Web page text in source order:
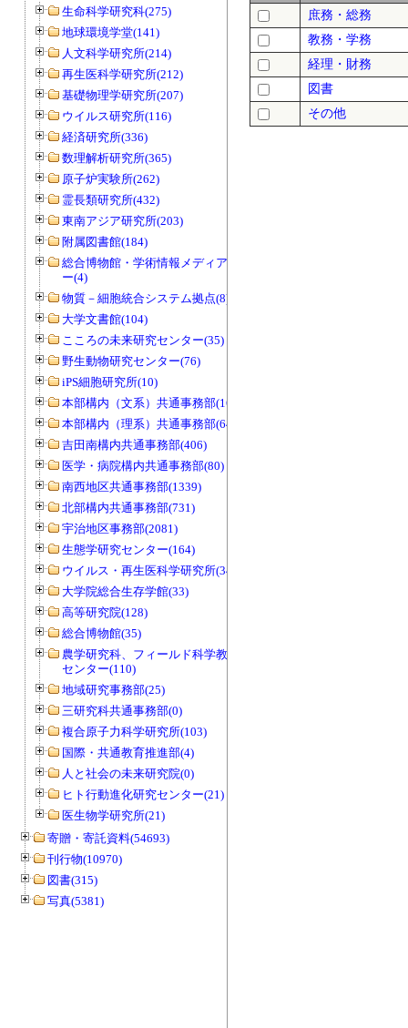
生命科学研究科(275)
地球環境学堂(141)
人文科学研究所(214)
再生医科学研究所(212)
基礎物理学研究所(207)
ウイルス研究所(116)
経済研究所(336)
数理解析研究所(365)
原子炉実験所(262)
霊長類研究所(432)
東南アジア研究所(203)
附属図書館(184)
総合博物館・学術情報メディアセンタ
ー(4)
物質－細胞統合システム拠点(8)
大学文書館(104)
こころの未来研究センター(35)
野生動物研究センター(76)
iPS細胞研究所(10)
本部構内（文系）共通事務部(165)
本部構内（理系）共通事務部(646)
吉田南構内共通事務部(406)
医学・病院構内共通事務部(80)
南西地区共通事務部(1339)
北部構内共通事務部(731)
宇治地区事務部(2081)
生態学研究センター(164)
ウイルス・再生医科学研究所(34)
大学院総合生存学館(33)
高等研究院(128)
総合博物館(35)
農学研究科、フィールド科学教育研究
センター(110)
地域研究事務部(25)
三研究科共通事務部(0)
複合原子力科学研究所(103)
国際・共通教育推進部(4)
人と社会の未来研究院(0)
ヒト行動進化研究センター(21)
医生物学研究所(21)
寄贈・寄託資料(54693)
刊行物(10970)
図書(315)
写真(5381)
庶務・総務
教務・学務
経理・財務
図書
その他